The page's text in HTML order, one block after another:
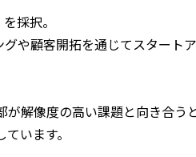
採択。
や顧客開拓を通じてスタート
解像度の高い課題と向き合う
います。